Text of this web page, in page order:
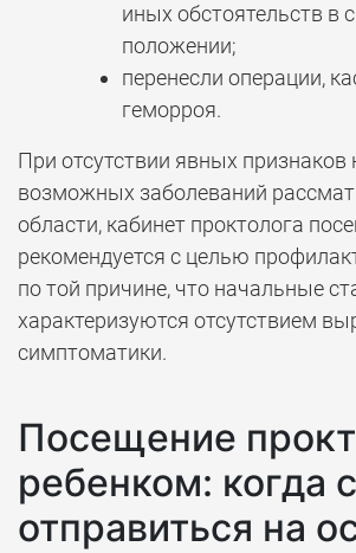
иных обстоятельств в
положении;
перенесли операции,
геморроя.
При отсутствии явных признаков
возможных заболеваний
области, кабинет проктолога
рекомендуется с целью
по той причине, что начальные
характеризуются отсутствием
симптоматики.
Посещение
ребенком: когда
отправиться на